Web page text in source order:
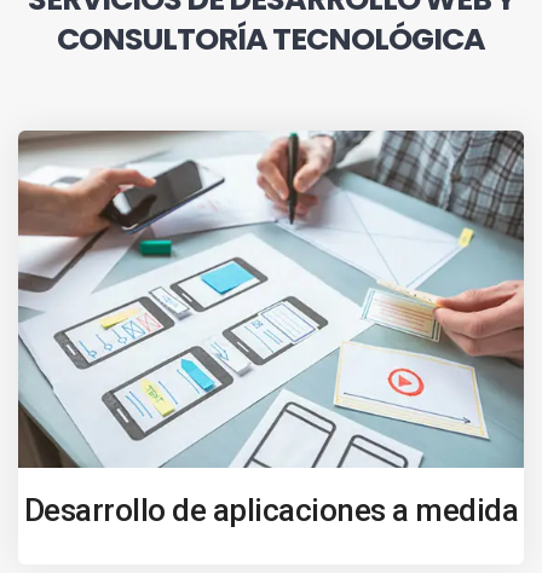
CONSULTORÍA TECNOLÓGICA
Desarrollo de aplicaciones a medida